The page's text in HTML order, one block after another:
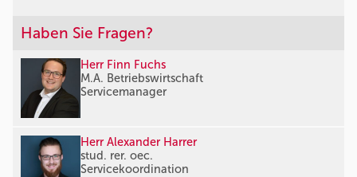
Haben Sie Fragen?
Herr Finn Fuchs
M.A. Betriebswirtschaft
Servicemanager
Herr Alexander Harrer
stud. rer. oec.
Servicekoordination